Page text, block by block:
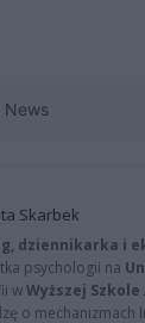
News
Skarbek
dziennikarka i
psychologii na
wWyższej
o mechanizmach